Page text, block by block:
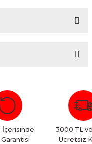
yapın!
İçerisinde
3000 TL
Ücretsiz